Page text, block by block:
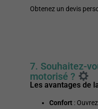
Obtenez un devis
7. Souhaitez-
motorisé ?
Les avantages de
Confort :